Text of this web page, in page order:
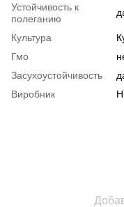
Устойчивость к
полеганию
Культура
Гмо
Засухоустойчивость
Виробник